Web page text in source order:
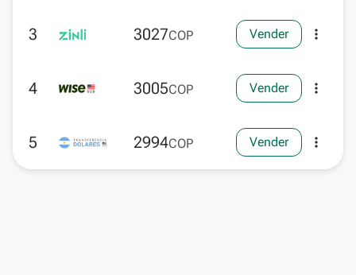
3 3027COP Vender more_vert
4 3005COP Vender more_vert
5 2994COP Vender more_vert